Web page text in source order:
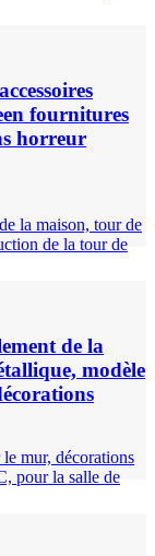
fournitures
horreur
de la
modèle